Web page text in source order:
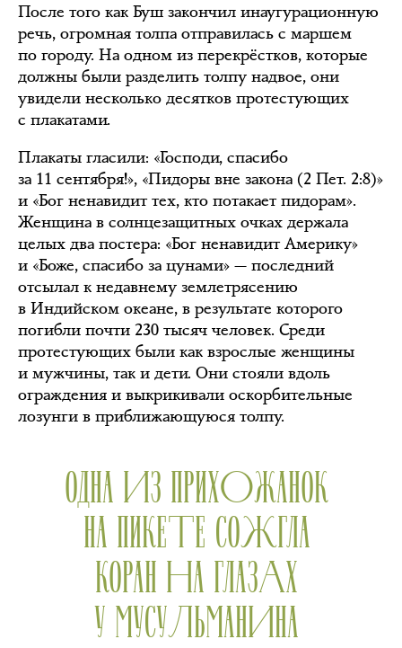
После того как Буш закончил инаугурационную
речь, огромная толпа отправилась с маршем
по городу. На одном из перекрёстков, которые
должны были разделить толпу надвое, они
увидели несколько десятков протестующих
с плакатами.
Плакаты гласили: «Господи, спасибо
за 11 сентября!», «Пидоры вне закона (2 Пет. 2:8)»
и «Бог ненавидит тех, кто потакает пидорам».
Женщина в солнцезащитных очках держала
целых два постера: «Бог ненавидит Америку»
и «Боже, спасибо за цунами» — последний
отсылал к недавнему землетрясению
в Индийском океане, в результате которого
погибли почти 230 тысяч человек. Среди
протестующих были как взрослые женщины
и мужчины, так и дети. Они стояли вдоль
ограждения и выкрикивали оскорбительные
лозунги в приближающуюся толпу.
ОДНА ИЗ ПРИХОЖАНОК
НА ПИКЕТЕ СОЖГЛА
КОРАН НА ГЛАЗАХ
У МУСУЛЬМАНИНА